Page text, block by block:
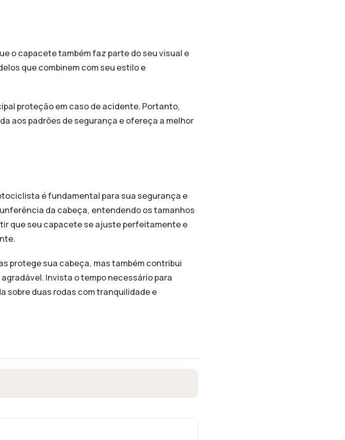
o capacete também faz parte do seu visual e
que combinem com seu estilo e
proteção em caso de acidente. Portanto,
aos padrões de segurança e ofereça a melhor
é fundamental para sua segurança e
da cabeça, entendendo os tamanhos
que seu capacete se ajuste perfeitamente e
protege sua cabeça, mas também contribui
Invista o tempo necessário para
sobre duas rodas com tranquilidade e